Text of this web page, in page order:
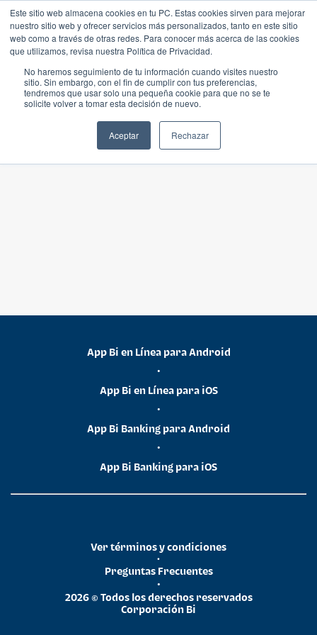
Este sitio web almacena cookies en tu PC. Estas cookies sirven para mejorar
nuestro sitio web y ofrecer servicios más personalizados, tanto en este sitio
web como a través de otras redes. Para conocer más acerca de las cookies
que utilizamos, revisa nuestra Política de Privacidad.
No haremos seguimiento de tu información cuando visites nuestro
sitio. Sin embargo, con el fin de cumplir con tus preferencias,
tendremos que usar solo una pequeña cookie para que no se te
solicite volver a tomar esta decisión de nuevo.
Aceptar Rechazar
App Bi en Línea para Android
•
App Bi en Línea para iOS
•
App Bi Banking para Android
•
App Bi Banking para iOS
2026 © Todos los derechos reservados
Corporación Bi
•
Preguntas Frecuentes
•
Ver términos y condiciones